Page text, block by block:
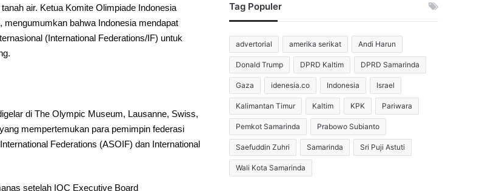
air. Ketua Komite Olimpiade Indonesia
bahwa Indonesia mendapat
(International Federations/IF) untuk
di The Olympic Museum, Lausanne, Swiss,
mempertemukan para pemimpin federasi
Federations (ASOIF) dan International
setelah IOC Executive Board
Tag Populer
advertorial amerika serikat Andi Harun
Donald Trump DPRD Kaltim DPRD Samarinda
Gaza idenesia.co Indonesia Israel
Kalimantan Timur Kaltim KPK Pariwara
Pemkot Samarinda Prabowo Subianto
Saefuddin Zuhri Samarinda Sri Puji Astuti
Wali Kota Samarinda